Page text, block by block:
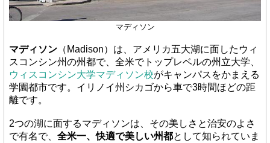
マディソン
マディソン （Madison）は、アメリカ五大湖に面したウィ
スコンシン州の州都で、全米でトップレベルの州立大学、
ウィスコンシン大学マディソン校がキャンパスをかまえる
学園都市です。イリノイ州シカゴから車で3時間ほどの距
離です。
2つの湖に面するマディソンは、その美しさと治安のよさ
で有名で、 全米一、快適で美しい州都として知られていま